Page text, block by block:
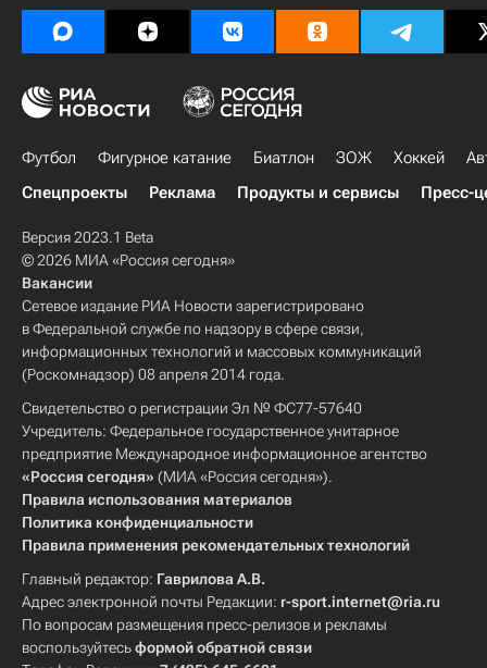
Футбол Фигурное катание Биатлон ЗОЖ Хоккей
Спецпроекты
Реклама Продукты и сервисы Пресс-
Версия 2023.1 Beta
© 2026 МИА «Россия сегодня»
Вакансии
Сетевое издание РИА Новости зарегистрировано
в Федеральной службе по надзору в сфере связи,
информационных технологий и массовых коммуникаций
(Роскомнадзор) 08 апреля 2014 года.
Свидетельство о регистрации Эл № ФС77-57640
Учредитель: Федеральное государственное унитарное
предприятие Международное информационное агентство
«Россия сегодня» (МИА «Россия сегодня»).
Правила использования материалов
Политика конфиденциальности
Правила применения рекомендательных технологий
Главный редактор: Гаврилова А.В.
Адрес электронной почты Редакции: r-sport.internet@ria.ru
По вопросам размещения пресс-релизов и рекламы
воспользуйтесьформой обратной связи